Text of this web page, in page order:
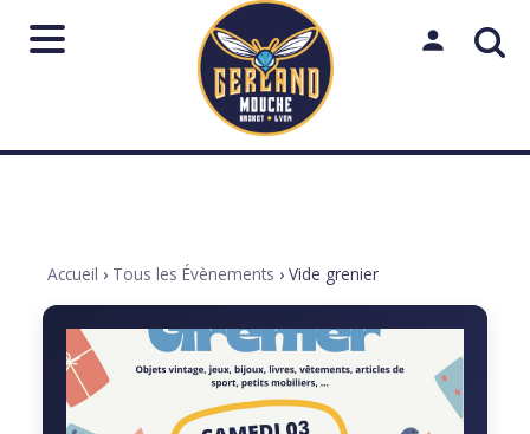
Mon
Rechercher
Accueil › Tous les Évènements › Vide grenier